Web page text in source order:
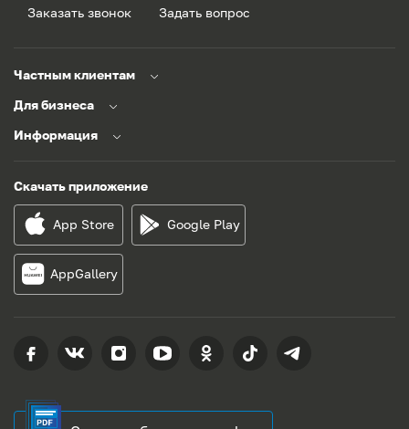
Заказать звонок Задать вопрос
Частным клиентам
Для бизнеса
Информация
Скачать приложение
App Store Google Play
AppGallery